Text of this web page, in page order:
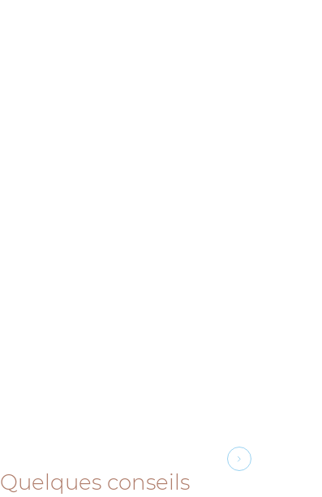
Quelques conseils